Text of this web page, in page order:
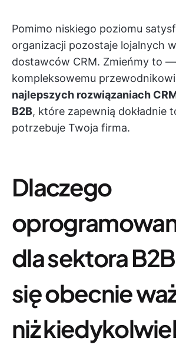
Pomimo niskiego poziomu
organizacji pozostaje lojalnych
dostawców CRM. Zmieńmy to
kompleksowemu
najlepszych rozwiązaniach
B2B, które zapewnią dokładnie
potrzebuje Twoja firma.
Dlaczego
dla sektora
się obecnie
niż